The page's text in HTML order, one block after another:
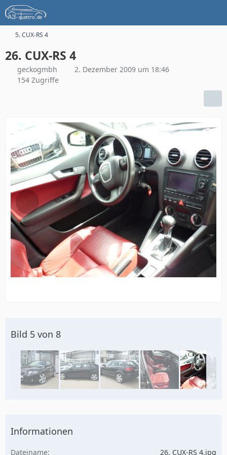
5. CUX-RS 4
26. CUX-RS 4
geckogmbh
2. Dezember 2009 um 18:46
154 Zugriffe
Bild 5 von 8
Informationen
Dateiname 26. CUX-RS 4.jpg